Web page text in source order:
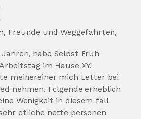
Freunde und Weggefahrten,
habe Selbst Fruh
im Hause XY.
meinereiner mich Letter bei
nehmen. Folgende erheblich
Wenigkeit in diesem fall
etliche nette personen